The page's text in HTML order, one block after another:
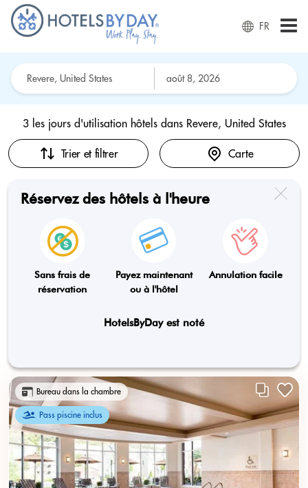
FR
3 les jours d'utilisation hôtels dans Revere, United States
Trier et filtrer Carte
Réservez des hôtels à l'heure
Sans frais de
réservation
Payez maintenant
ou à l'hôtel
Annulation facile
HotelsByDay est noté
Bureau dans la chambre
Pass piscine inclus